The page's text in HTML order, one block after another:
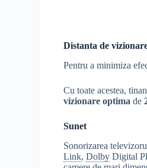
Distanta de
Pentru a minimiza
Cu toate acestea,
vizionare optima de
Sunet
Sonorizarea
Link,Dolby Digital